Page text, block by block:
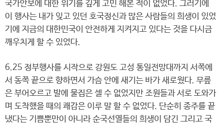
국가안보에 대한 위기를 깊게 고민 해본 적이 없었다. 그러기에
이 행사는 내가 잊고 있던 호국정신과 많은 사람들의 희생이 있었
기에 지금의 대한민국이 안전하게 지켜지고 있다는 것을 다시금
깨우치게 할 수 있었다.
6.25 정부행사를 시작으로 강원도 고성 통일전망대까지 서쪽에
서 동쪽 끝으로 향하면서 가슴 안에 새기는 바가 새로웠다. 무릎
은 부어오르고 발에 물집은 셀 수 없었지만 조원들과 서로 도와가
며 도착했을 때의 쾌감은 이루 말 할 수 없었다. 단순히 종주를 끝
냈다는 기쁨뿐만이 아니라 순국선열들의 희생이 담긴 그리고 국